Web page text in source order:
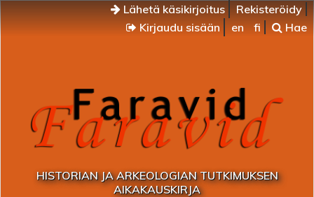
Lähetä käsikirjoitus
Rekisteröidy
Kirjaudu sisään
en fi Hae
HISTORIAN JA ARKEOLOGIAN TUTKIMUKSEN
AIKAKAUSKIRJA